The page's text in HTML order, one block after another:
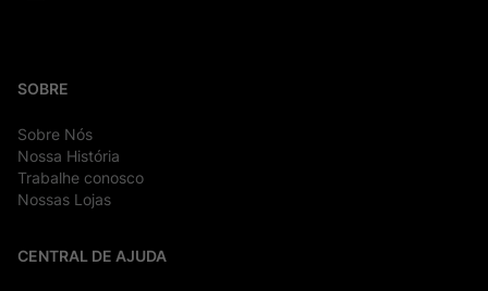
SOBRE
Sobre Nós
Nossa História
Trabalhe conosco
Nossas Lojas
CENTRAL DE AJUDA